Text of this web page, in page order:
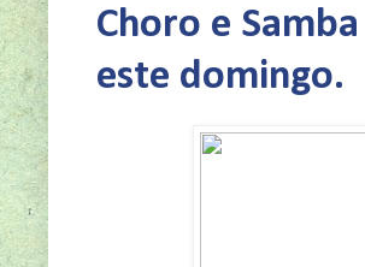
Choro e
este domingo.